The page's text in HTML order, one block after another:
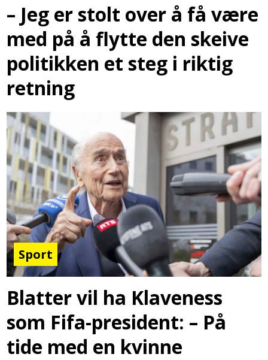
– Jeg er stolt over å få være
med på å flytte den skeive
politikken et steg i riktig
retning
Sport
Blatter vil ha Klaveness
som Fifa-president: – På
tide med en kvinne